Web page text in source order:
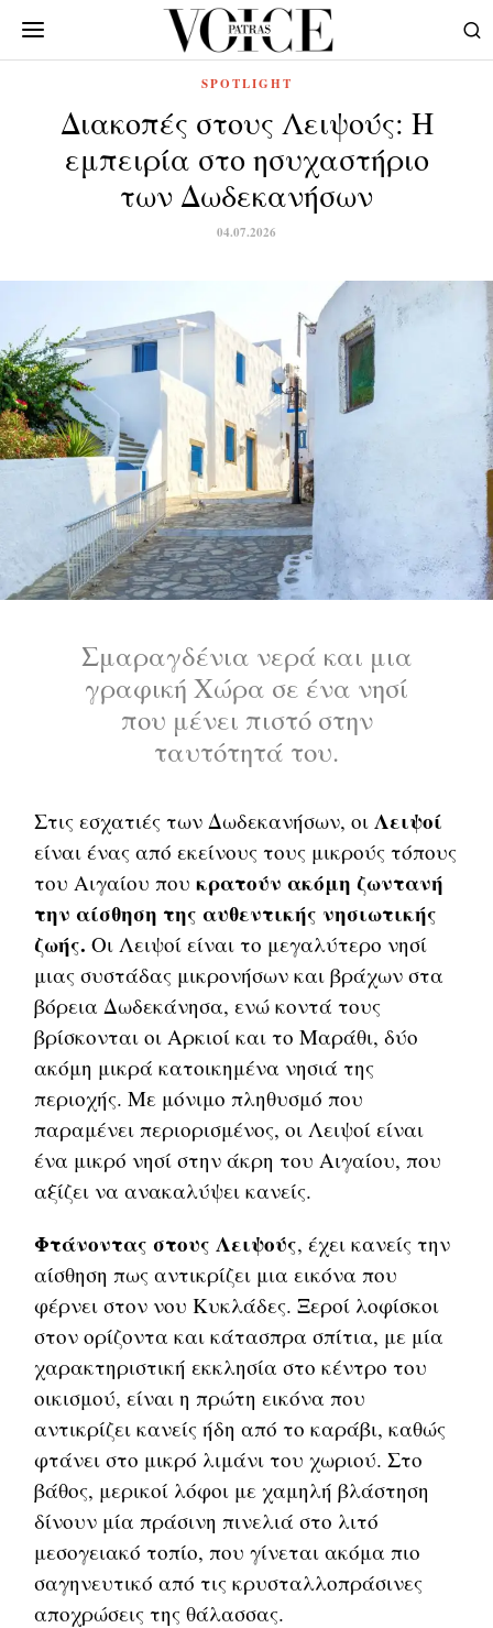
SPOTLIGHT
Διακοπές στους Λειψούς: Η
εμπειρία στο ησυχαστήριο
των Δωδεκανήσων
04.07.2026
Σμαραγδένια νερά και μια
γραφική Χώρα σε ένα νησί
που μένει πιστό στην
ταυτότητά του.
Στις εσχατιές των Δωδεκανήσων, οι Λειψοί
είναι ένας από εκείνους τους μικρούς τόπους
του Αιγαίου πουκρατούν ακόμη ζωντανή
την αίσθηση της αυθεντικής νησιωτικής
ζωής. Οι Λειψοί είναι το μεγαλύτερο νησί
μιας συστάδας μικρονήσων και βράχων στα
βόρεια Δωδεκάνησα, ενώ κοντά τους
βρίσκονται οι Αρκιοί και το Μαράθι, δύο
ακόμη μικρά κατοικημένα νησιά της
περιοχής. Με μόνιμο πληθυσμό που
παραμένει περιορισμένος, οι Λειψοί είναι
ένα μικρό νησί στην άκρη του Αιγαίου, που
αξίζει να ανακαλύψει κανείς.
Φτάνοντας στους Λειψούς, έχει κανείς την
αίσθηση πως αντικρίζει μια εικόνα που
φέρνει στον νου Κυκλάδες. Ξεροί λοφίσκοι
στον ορίζοντα και κάτασπρα σπίτια, με μία
χαρακτηριστική εκκλησία στο κέντρο του
οικισμού, είναι η πρώτη εικόνα που
αντικρίζει κανείς ήδη από το καράβι, καθώς
φτάνει στο μικρό λιμάνι του χωριού. Στο
βάθος, μερικοί λόφοι με χαμηλή βλάστηση
δίνουν μία πράσινη πινελιά στο λιτό
μεσογειακό τοπίο, που γίνεται ακόμα πιο
σαγηνευτικό από τις κρυσταλλοπράσινες
αποχρώσεις της θάλασσας.